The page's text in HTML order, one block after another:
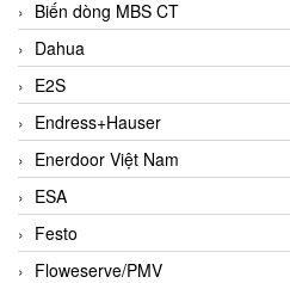
Biến dòng MBS CT
Dahua
E2S
Endress+Hauser
Enerdoor Việt Nam
ESA
Festo
Floweserve/PMV